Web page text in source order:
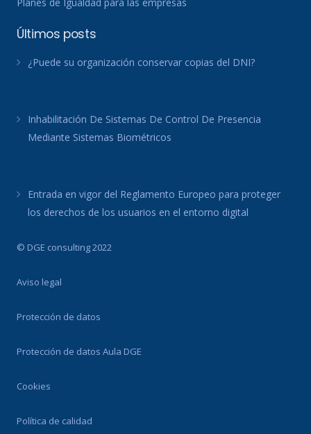
Últimos posts
¿Puede su organización conservar copias del DNI?
Inhabilitación De Sistemas De Control De Presencia
Mediante Sistemas Biométricos
Entrada en vigor del Reglamento Europeo para proteger
los derechos de los usuarios en el entorno digital
© DGE consulting 2022
Aviso legal
Protección de datos
Protección de datos Aula DGE
Cookies
Política de calidad